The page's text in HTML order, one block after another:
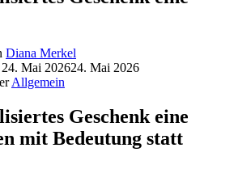
Diana Merkel
24. Mai 202624. Mai 2026
Allgemein
Geschenk eine
mit Bedeutung statt